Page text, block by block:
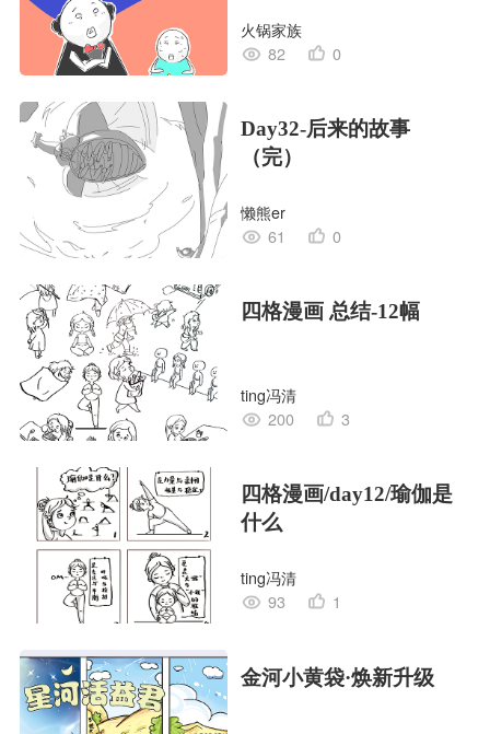
火锅家族
82
0
Day32-后来的故事
（完）
懒熊er
61
0
四格漫画 总结-12幅
ting冯清
200
3
四格漫画/day12/瑜伽是
什么
ting冯清
93
1
金河小黄袋·焕新升级